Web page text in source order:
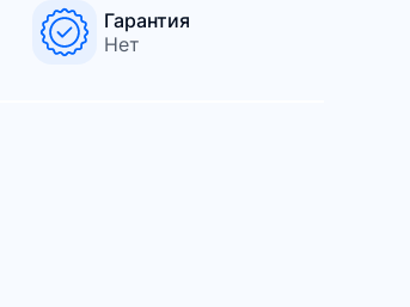
Гарантия
Нет